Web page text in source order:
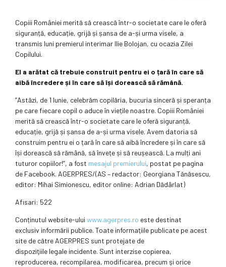
Copiii României merită să crească într-o societate care le oferă
siguranță, educație, grijă și șansa de a-și urma visele, a
transmis luni premierul interimar Ilie Bolojan, cu ocazia Zilei
Copilului.
El a arătat că trebuie construit pentru ei o țară în care să
aibă încredere și în care să își dorească să rămână.
”Astăzi, de 1 Iunie, celebrăm copilăria, bucuria sinceră și speranța
pe care fiecare copil o aduce în viețile noastre. Copiii României
merită să crească într-o societate care le oferă siguranță,
educație, grijă și șansa de a-și urma visele. Avem datoria să
construim pentru ei o țară în care să aibă încredere și în care să
își dorească să rămână, să învețe și să reușească. La mulți ani
tuturor copiilor!”, a fost mesajul premierului, postat pe pagina
de Facebook. AGERPRES/(AS – redactor: Georgiana Tănăsescu,
editor: Mihai Simionescu, editor online: Adrian Dădârlat)
Afisari: 522
Conținutul website-ului www.agerpres.ro este destinat
exclusiv informării publice. Toate informaţiile publicate pe acest
site de către AGERPRES sunt protejate de
dispoziţiile legale incidente. Sunt interzise copierea,
reproducerea, recompilarea, modificarea, precum şi orice